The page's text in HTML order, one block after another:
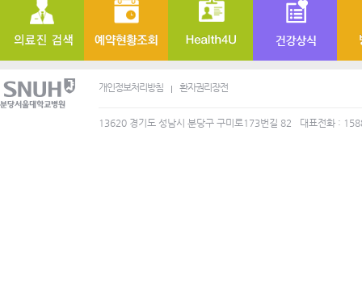
개인정보처리방침 환자권리장전
13620 경기도 성남시 분당구 구미로173번길 82 대표전화 :